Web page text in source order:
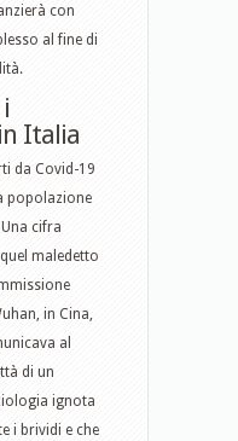
con
al fine di
Italia
da Covid-19
popolazione
cifra
maledetto
in Cina,
al
di un
ignota
i brividi e che